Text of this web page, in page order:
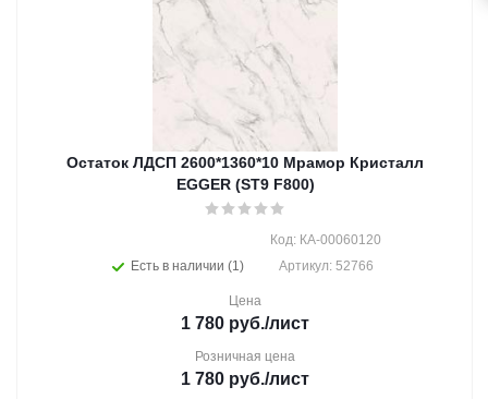
Остаток ЛДСП 2600*1360*10 Мрамор Кристалл
EGGER (ST9 F800)
Есть в наличии (1)
Код: КА-00060120
Артикул: 52766
Цена
1 780 руб./лист
Розничная цена
1 780 руб./лист